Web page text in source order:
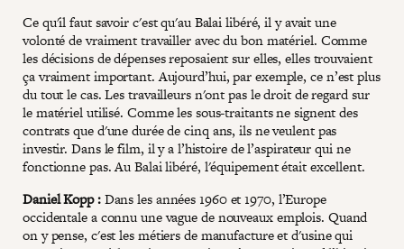
Ce qu'il faut savoir c'est qu'au Balai libéré, il y avait une
volonté de vraiment travailler avec du bon matériel. Comme
les décisions de dépenses reposaient sur elles, elles trouvaient
ça vraiment important. Aujourd’hui, par exemple, ce n’est plus
du tout le cas. Les travailleurs n'ont pas le droit de regard sur
le matériel utilisé. Comme les sous-traitants ne signent des
contrats que d'une durée de cinq ans, ils ne veulent pas
investir. Dans le film, il y a l’histoire de l’aspirateur qui ne
fonctionne pas. Au Balai libéré, l'équipement était excellent.
Daniel Kopp :Dans les années 1960 et 1970, l’Europe
occidentale a connu une vague de nouveaux emplois. Quand
on y pense, c'est les métiers de manufacture et d'usine qui